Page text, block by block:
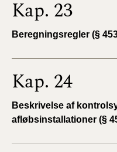
Kap. 23
Beregningsregler (§
Kap. 24
Beskrivelse af
afløbsinstallationer (§